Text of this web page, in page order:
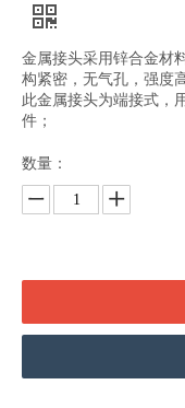
金属接头采用锌合金材
构紧密，无气孔，强度
此金属接头为端接式，
件；
数量：